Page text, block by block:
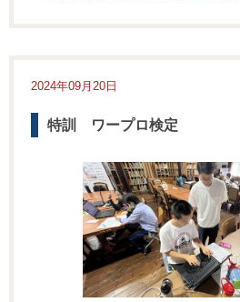
2024年09月20日
特訓 ワープロ検定